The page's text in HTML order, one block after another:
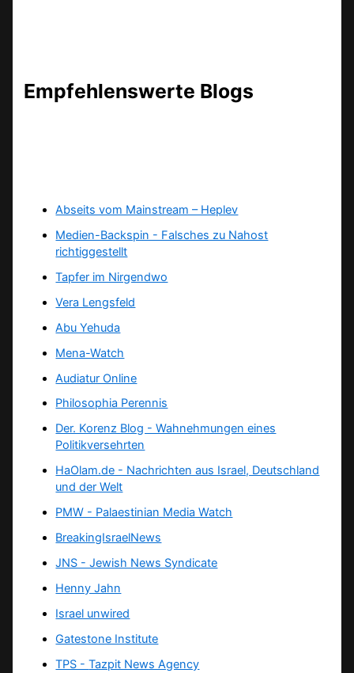
Empfehlenswerte Blogs
Abseits vom Mainstream – Heplev
Medien-Backspin - Falsches zu Nahost
richtiggestellt
Tapfer im Nirgendwo
Vera Lengsfeld
Abu Yehuda
Mena-Watch
Audiatur Online
Philosophia Perennis
Der. Korenz Blog - Wahnehmungen eines
Politikversehrten
HaOlam.de - Nachrichten aus Israel, Deutschland
und der Welt
PMW - Palaestinian Media Watch
BreakingIsraelNews
JNS - Jewish News Syndicate
Henny Jahn
Israel unwired
Gatestone Institute
TPS -Tazpit News Agency